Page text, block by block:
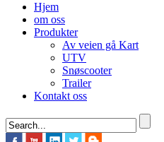
Hjem
om oss
Produkter
Av veien gå Kart
UTV
Snøscooter
Trailer
Kontakt oss